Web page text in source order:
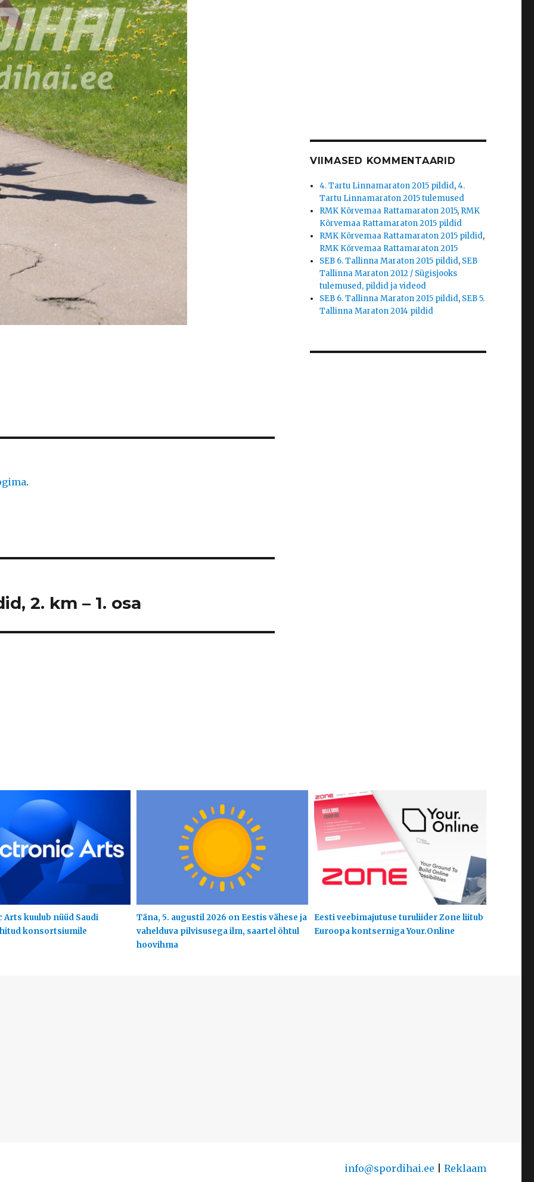
.
2. km – 1. osa
VIIMASED KOMMENTAARID
4. Tartu Linnamaraton 2015 pildid,4.
Tartu Linnamaraton 2015 tulemused
RMK Kõrvemaa Rattamaraton 2015, RMK
Kõrvemaa Rattamaraton 2015 pildid
RMK Kõrvemaa Rattamaraton 2015 pildid,
RMK Kõrvemaa Rattamaraton 2015
SEB 6. Tallinna Maraton 2015 pildid, SEB
Tallinna Maraton 2012 / Sügisjooks
tulemused, pildid ja videod
SEB 6. Tallinna Maraton 2015 pildid, SEB 5.
Tallinna Maraton 2014 pildid
Arts kuulub nüüd Saudi
konsortsiumile
Täna, 5. augustil 2026 on Eestis vähese ja
vahelduva pilvisusega ilm, saartel õhtul
hoovihma
Eesti veebimajutuse turuliider Zone liitub
Euroopa kontserniga Your.Online
info@spordihai.ee Reklaam